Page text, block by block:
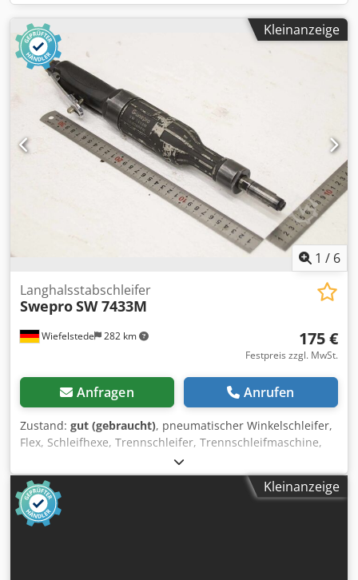
Kleinanzeige
1 / 6
Wiefelstede 282 km
Langhalsstabschleifer
SweproSW 7433M
175 €
Festpreis zzgl. MwSt.
Anfragen Anrufen
Zustand: gut (gebraucht), pneumatischer Winkelschleifer,
Flex, Schleifhexe, Trennschleifer, Trennschleifmaschine,
Langhalsstabschleifer, Stiftschleifer -Hersteller:Swepro,
pneumatischer Langhalsstabschleifer -Typ: SW 7433M -
Drehzahl: 14600 U/min -Aufnahme: Ø 6 mm -
Abmessungen: Ø 48 x 400 mm -Gewicht: 1,7 kg - Dsdpex E
S Tajfx Ap Aowa
Kleinanzeige